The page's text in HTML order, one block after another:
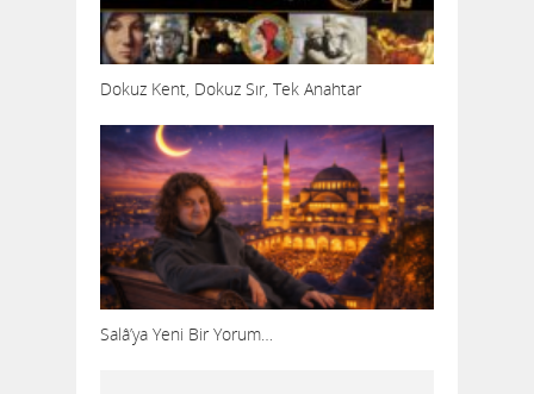
Dokuz Kent, Dokuz Sır, Tek Anahtar
Salâ’ya Yeni Bir Yorum…